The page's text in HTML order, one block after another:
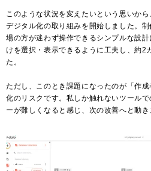
このような状況を変えたいという思いか
デジタル化の取り組みを開始しました。
場の方が迷わず操作できるシンプルな設
けを選択・表示できるように工夫し、約2
た。
ただし、このとき課題になったのが「作
化のリスクです。私しか触れないツール
ーが難しくなると感じ、次の改善へと動き